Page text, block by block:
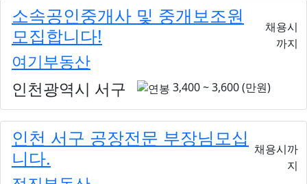
소속공인중개사 및 중개보조원
모집합니다!
여기부동산
채용시
까지
인천광역시 서구 3,400 ~ 3,600 (만원)
인천 서구 공장전문 부장님모십
니다.
채용시까
지